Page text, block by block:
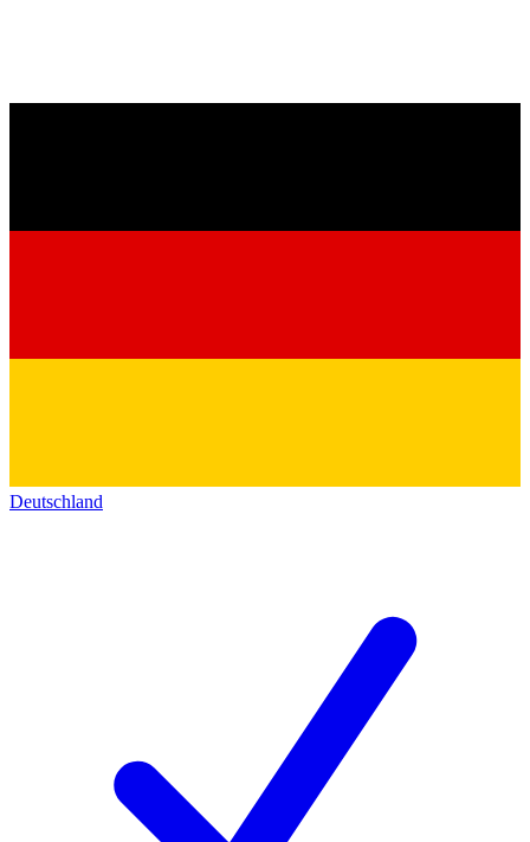
Deutschland